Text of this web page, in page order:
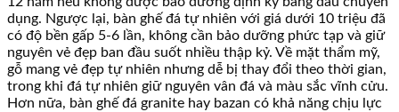
dụng. Ngược lại, bàn ghế đá tự nhiên với giá dưới 10 triệu đã
có độ bền gấp 5-6 lần, không cần bảo dưỡng phức tạp và giữ
nguyên vẻ đẹp ban đầu suốt nhiều thập kỷ. Về mặt thẩm mỹ,
gỗ mang vẻ đẹp tự nhiên nhưng dễ bị thay đổi theo thời gian,
trong khi đá tự nhiên giữ nguyên vân đá và màu sắc vĩnh cửu.
Hơn nữa, bàn ghế đá granite hay bazan có khả năng chịu lực